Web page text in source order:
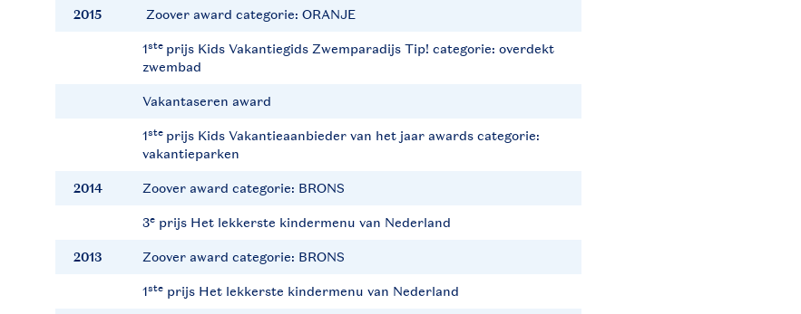
2015
Zoover award categorie: ORANJE
1ste prijs Kids Vakantiegids Zwemparadijs Tip! categorie: overdekt
zwembad
Vakantaseren award
1ste prijs Kids Vakantieaanbieder van het jaar awards categorie:
vakantieparken
2014
Zoover award categorie: BRONS
3eprijs Het lekkerste kindermenu van Nederland
2013
Zoover award categorie: BRONS
1steprijs Het lekkerste kindermenu van Nederland